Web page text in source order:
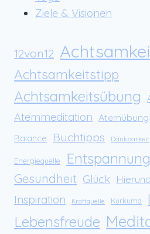
Ziele & Visionen
12von12
Achtsamkeitstipp
Achtsamkeitsübung
Atemmeditation Atemübung
Balance Buchtipps Dankbarkeit
Energiequelle Entspannung
Gesundheit Glück
Inspiration
Kraftquelle Kurkuma
Lebensfreude